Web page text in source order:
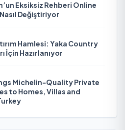
Eksiksiz Rehberi Online
Değiştiriyor
Hamlesi: Yaka Country
İçin Hazırlanıyor
Michelin-Quality Private
to Homes, Villas and